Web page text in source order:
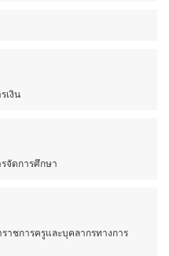
เงิน
จัดการศึกษา
ชการครูและบุคลากรทางการ